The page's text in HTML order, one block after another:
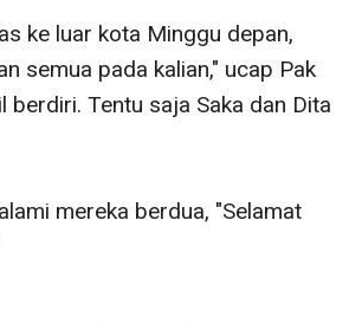
ke luar kota Minggu depan,
semua pada kalian," ucap Pak
berdiri. Tentu saja Saka dan Dita
mereka berdua, "Selamat